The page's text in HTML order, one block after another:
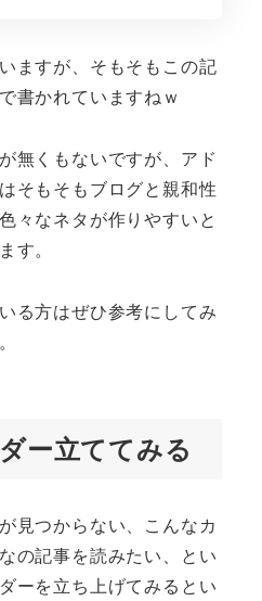
ますが、そもそもこの記
書かれていますねｗ
無くもないですが、アド
そもそもブログと親和性
々なネタが作りやすいと
す。
る方はぜひ参考にしてみ
ー立ててみる
見つからない、こんなカ
の記事を読みたい、とい
ーを立ち上げてみるとい